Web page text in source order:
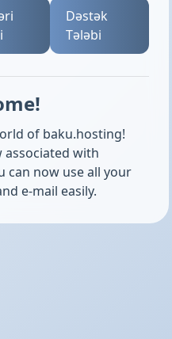
Dəstək
Tələbi
of baku.hosting!
associated with
can now use all your
e-mail easily.